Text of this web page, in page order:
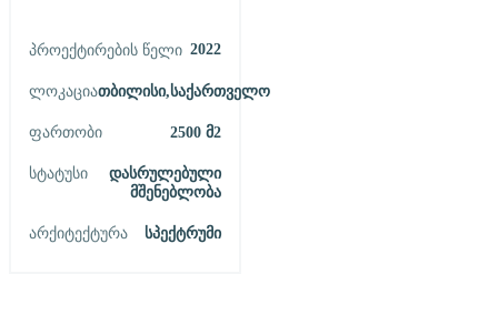
Პროექტირების Წელი 2022
ᲚოკაციაᲗბილისი,საქართველო
Ფართობი 2500 Მ2
Სტატუსი
Დასრულებული
Მშენებლობა
Არქიტექტურა Სპექტრუმი